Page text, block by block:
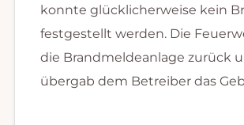
konnte glücklicherweise kein
festgestellt werden. Die
die Brandmeldeanlage zurück
übergab dem Betreiber das